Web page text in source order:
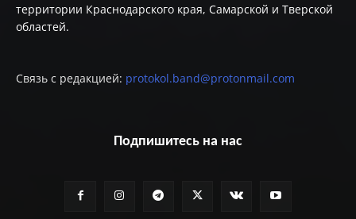
территории Краснодарского края, Самарской и Тверской
областей.
Связь с редакцией: protokol.band@protonmail.com
Подпишитесь на нас